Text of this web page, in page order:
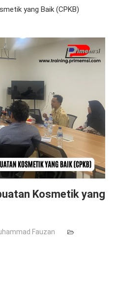
yang Baik (CPKB)
Kosmetik yang
Fauzan